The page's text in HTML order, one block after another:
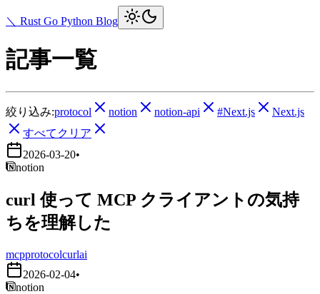
＼ Rust Go Python Blog
記事一覧
絞り込み:protocol notion notion-api #Next.js
Next.js
すべてクリア
2026-03-20•
notion
curl 使って MCP クライアントの気持
ちを理解した
mcpprotocolcurlai
2026-02-04•
notion